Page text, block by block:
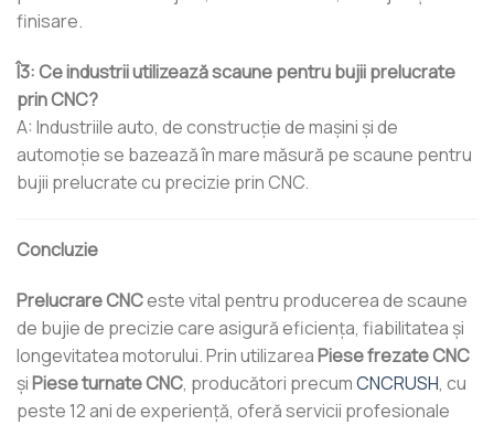
finisare.
Î3: Ce industrii utilizează scaune pentru bujii prelucrate
prin CNC?
A: Industriile auto, de construcție de mașini și de
automoție se bazează în mare măsură pe scaune pentru
bujii prelucrate cu precizie prin CNC.
Concluzie
Prelucrare CNCeste vital pentru producerea de scaune
de bujie de precizie care asigură eficiența, fiabilitatea și
longevitatea motorului. Prin utilizareaPiese frezate CNC
şiPiese turnate CNC, producători precumCNCRUSH, cu
peste 12 ani de experiență, oferă servicii profesionale